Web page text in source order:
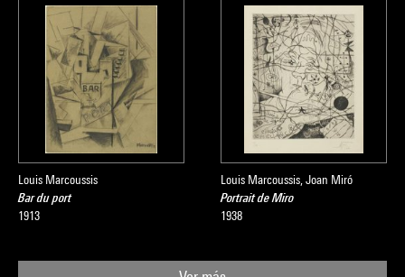
Louis Marcoussis
Bar du port
1913
Louis Marcoussis, Joan Miró
Portrait de Miro
1938